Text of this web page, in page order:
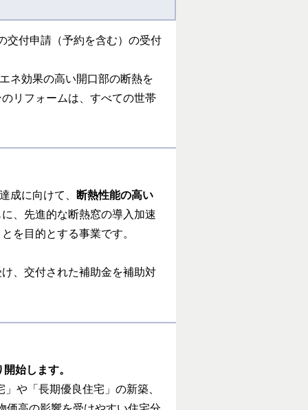
交付申請（予約を含む）の受付
ネ効果の高い開口部の断熱を
リフォームは、すべての世帯
成に向けて、
断熱性能の高い
、先進的な断熱窓の導入加速
を目的とする事業です。
、交付された補助金を補助対
始します。
や「長期優良住宅」の新築、